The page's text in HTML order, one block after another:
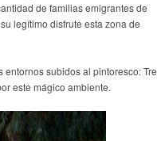
de familias emigrantes de
legítimo disfrute esta zona de
subidos al pintoresco:
este mágico ambiente.